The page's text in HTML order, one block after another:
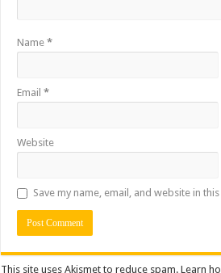
Name *
Email *
Website
Save my name, email, and website in
This site uses Akismet to reduce spam. Learn